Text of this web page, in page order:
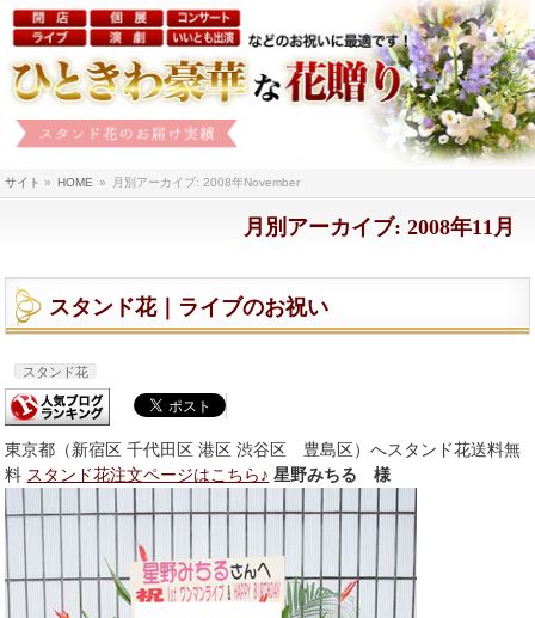
サイト » HOME » 月別アーカイブ: 2008年November
月別アーカイブ: 2008年11月
スタンド花｜ライブのお祝い
スタンド花
東京都（新宿区 千代田区 港区 渋谷区 豊島区）へスタンド花送料無
料 スタンド花注文ページはこちら♪ 星野みちる 様